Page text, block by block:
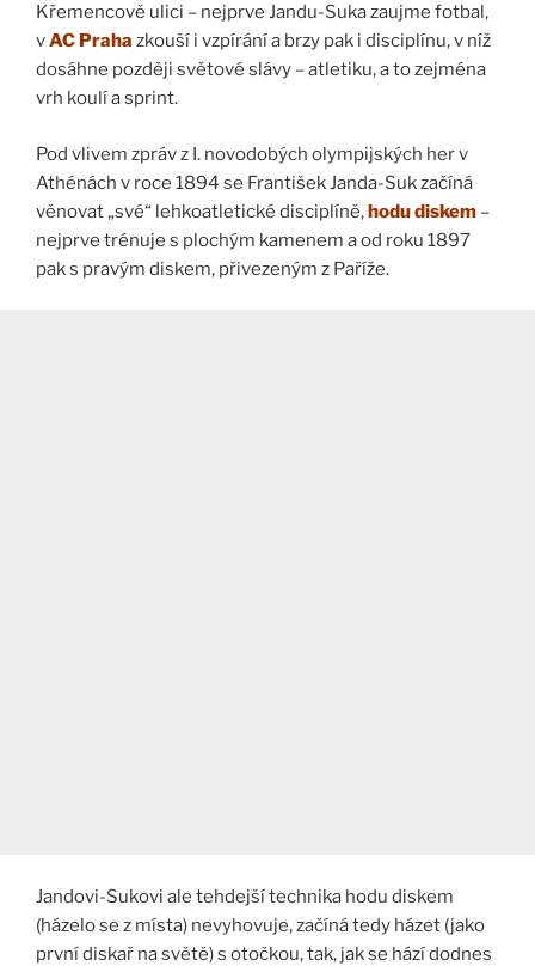
Křemencově ulici – nejprve Jandu-Suka zaujme fotbal,
vAC Praha zkouší i vzpírání a brzy pak i disciplínu, v níž
dosáhne později světové slávy – atletiku, a to zejména
vrh koulí a sprint.
Pod vlivem zpráv z I. novodobých olympijských her v
Athénách v roce 1894 se František Janda-Suk začíná
věnovat „své“ lehkoatletické disciplíně,hodu diskem –
nejprve trénuje s plochým kamenem a od roku 1897
pak s pravým diskem, přivezeným z Paříže.
Jandovi-Sukovi ale tehdejší technika hodu diskem
(házelo se z místa) nevyhovuje, začíná tedy házet (jako
první diskař na světě) s otočkou, tak, jak se hází dodnes